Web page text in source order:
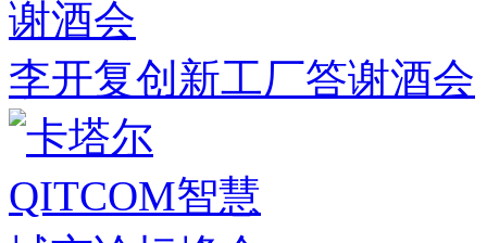
李开复创新工厂答谢酒会